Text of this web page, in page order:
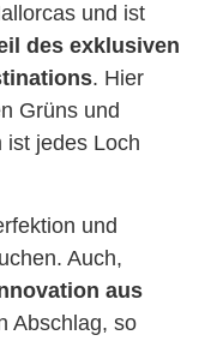
und ist
des exklusiven
. Hier
Grüns und
ist jedes Loch
und
Auch,
aus
Abschlag, so